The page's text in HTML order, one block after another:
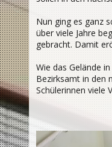
Nun ging es ganz
über viele Jahre
gebracht. Damit
Wie das Gelände
Bezirksamt in den
Schülerinnen viele